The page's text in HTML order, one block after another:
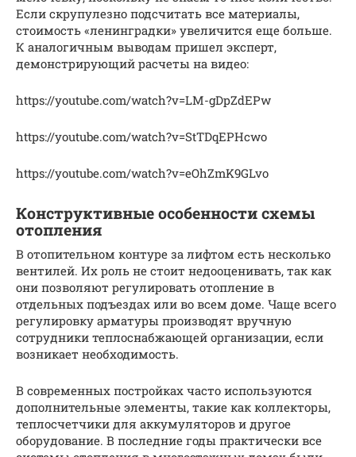
Если скрупулезно подсчитать все материалы,
стоимость «ленинградки» увеличится еще больше.
К аналогичным выводам пришел эксперт,
демонстрирующий расчеты на видео:
https://youtube.com/watch?v=LM-gDpZdEPw
https://youtube.com/watch?v=StTDqEPHcwo
https://youtube.com/watch?v=eOhZmK9GLvo
Конструктивные особенности схемы
отопления
В отопительном контуре за лифтом есть несколько
вентилей. Их роль не стоит недооценивать, так как
они позволяют регулировать отопление в
отдельных подъездах или во всем доме. Чаще всего
регулировку арматуры производят вручную
сотрудники теплоснабжающей организации, если
возникает необходимость.
В современных постройках часто используются
дополнительные элементы, такие как коллекторы,
теплосчетчики для аккумуляторов и другое
оборудование. В последние годы практически все